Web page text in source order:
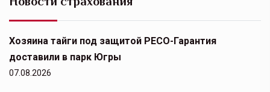
Хозяина тайги под защитой РЕСО-Гарантия
доставили в парк Югры
07.08.2026